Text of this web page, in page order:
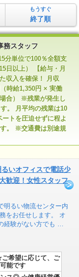
もうすぐ
終了順
務スタッフ
分単位で100％全額支
日以上） 【給与・月
収入を確保！ 月収
時給1,350円 × 実働
合） ※残業が発生し
。 月平均の残業は10
トを圧迫せずに程よ
す。 ※交通費は別途規
いオフィスで電話少
歓迎！女性スタッフ
明るい物流センター内
をお任せします。 オ
経験がない方でも …
希望に応じて、ご
能です